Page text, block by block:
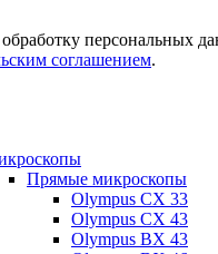
обработку персональных
соглашением.
Прямые микроскопы
Olympus CX 33
Olympus CX 43
Olympus BX 43